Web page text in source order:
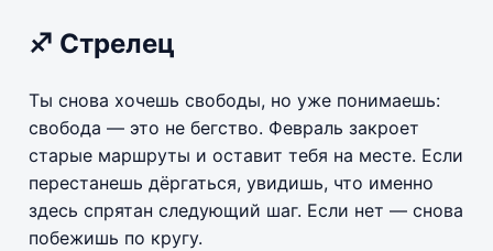
♐ Стрелец
Ты снова хочешь свободы, но уже понимаешь:
свобода — это не бегство. Февраль закроет
старые маршруты и оставит тебя на месте. Если
перестанешь дёргаться, увидишь, что именно
здесь спрятан следующий шаг. Если нет — снова
побежишь по кругу.